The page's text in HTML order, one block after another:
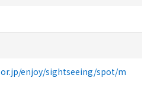
enjoy/sightseeing/spot/m